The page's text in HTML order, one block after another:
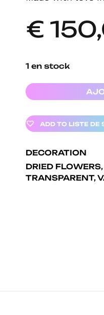
€
1 en stock
ADD TO LISTE DE
DECORATION
DRIED FLOWERS,
TRANSPARENT,